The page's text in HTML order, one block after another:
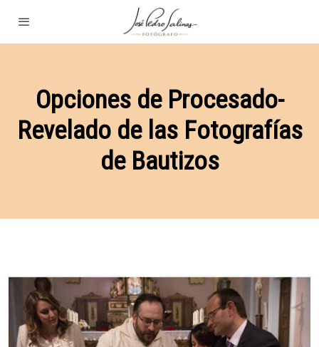
Opciones de Procesado-
Revelado de las Fotografías
de Bautizos